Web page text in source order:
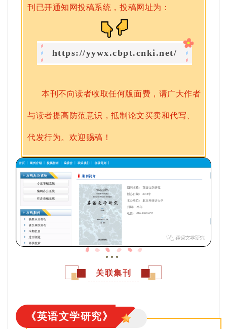
刊已开通知网投稿系统，投稿网址为：
https://yywx.cbpt.cnki.net/
本刊不向读者收取任何版面费，请广大作者
与读者提高防范意识，抵制论文买卖和代写、
代发行为。欢迎赐稿！
关联集刊
《英语文学研究》